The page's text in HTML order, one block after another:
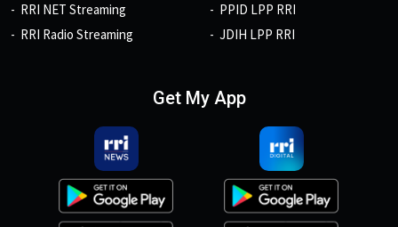
RRI NET Streaming
RRI Radio Streaming
PPID LPP RRI
JDIH LPP RRI
Get My App